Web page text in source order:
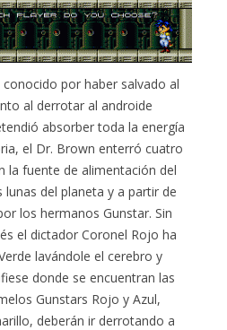
por haber salvado al
al derrotar al androide
absorber toda la energía
el Dr. Brown enterró cuatro
la fuente de alimentación del
del planeta y a partir de
los hermanos Gunstar. Sin
el dictador Coronel Rojo ha
lavándole el cerebro y
donde se encuentran las
Gunstars Rojo y Azul,
deberán ir derrotando a